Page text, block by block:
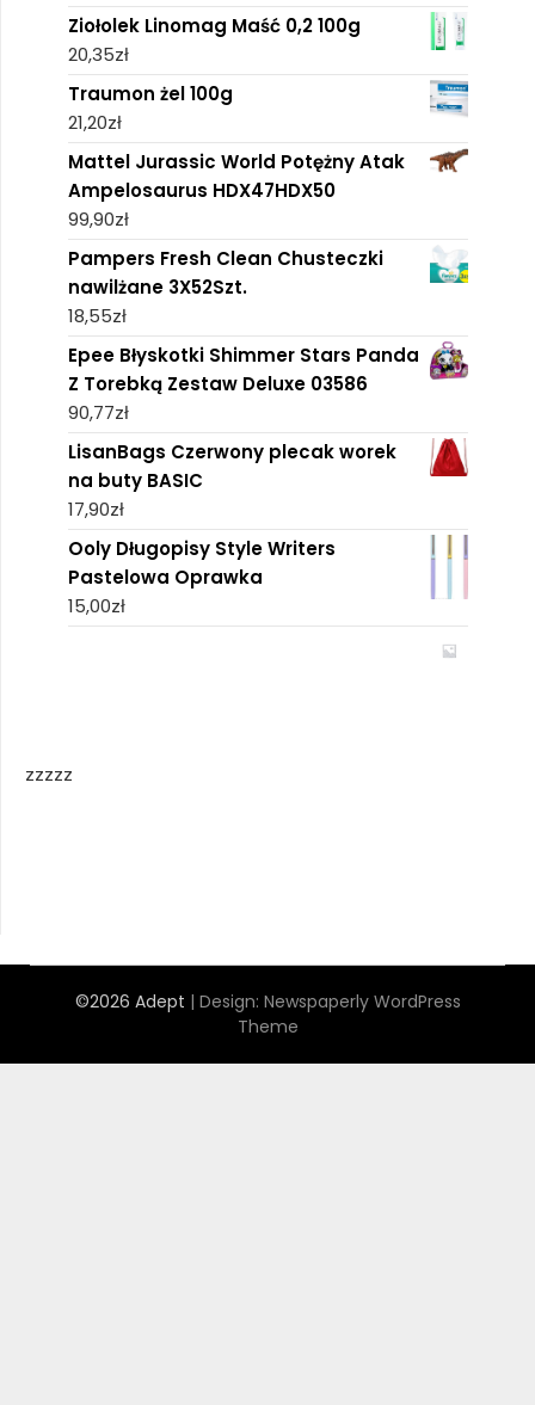
Ziołolek Linomag Maść 0,2 100g
20,35zł
Traumon żel 100g
21,20zł
Mattel Jurassic World Potężny Atak
Ampelosaurus HDX47HDX50
99,90zł
Pampers Fresh Clean Chusteczki
nawilżane 3X52Szt.
18,55zł
Epee Błyskotki Shimmer Stars Panda
Z Torebką Zestaw Deluxe 03586
90,77zł
LisanBags Czerwony plecak worek
na buty BASIC
17,90zł
Ooly Długopisy Style Writers
Pastelowa Oprawka
15,00zł
zzzzz
©2026 Adept | Design: Newspaperly WordPress
Theme